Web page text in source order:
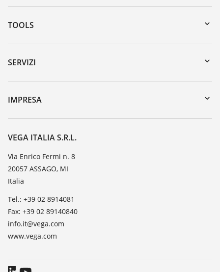
TOOLS
Downloads
Ricerca numero di serie
DTM Collection/PACTware
SERVIZI
Reso apparecchio
Seminari
TeamViewer
IMPRESA
VEGA, l'azienda
Contatto
Novità
Stampa
Blog
VEGA ITALIA S.R.L.
Via Enrico Fermi n. 8
20057 ASSAGO, MI
Italia
Tel.: +39 02 8914081
Fax: +39 02 89140840
info.it@vega.com
www.vega.com